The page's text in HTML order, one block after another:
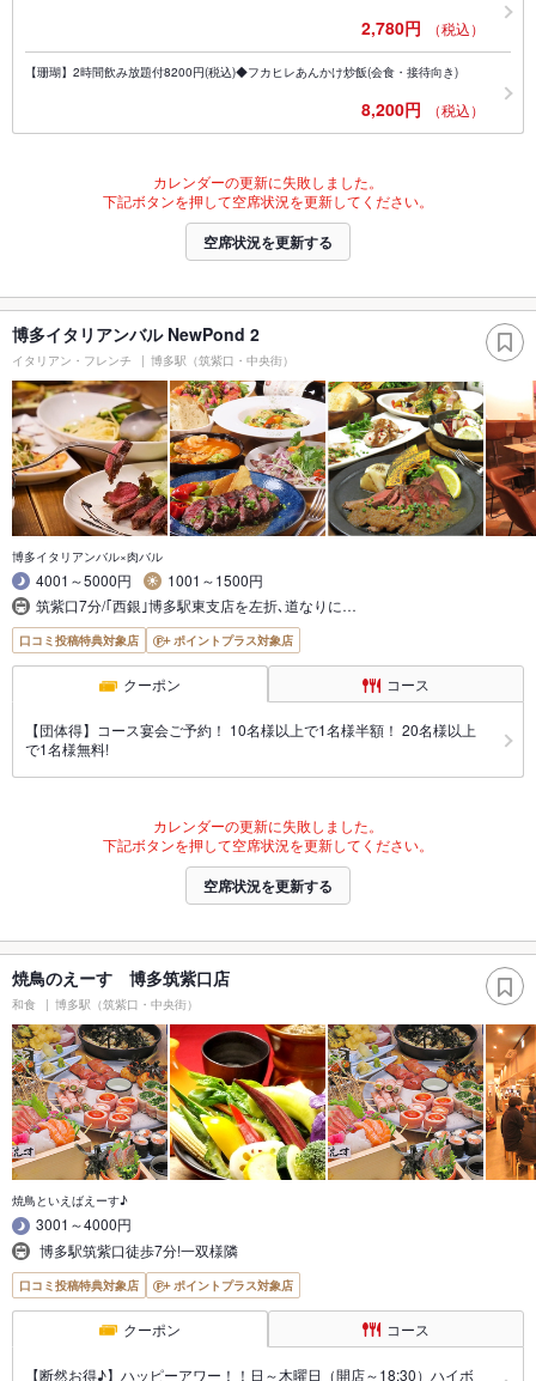
2,780円 （税込）
【珊瑚】2時間飲み放題付8200円(税込)◆フカヒレあんかけ炒飯(会食・接待向き)
8,200円 （税込）
カレンダーの更新に失敗しました。
下記ボタンを押して空席状況を更新してください。
空席状況を更新する
博多イタリアンバル NewPond 2
イタリアン・フレンチ 博多駅（筑紫口・中央街）
博多イタリアンバル×肉バル
4001～5000円
1001～1500円
筑紫口7分/｢西銀｣博多駅東支店を左折､道なりに…
口コミ投稿特典対象店 ポイントプラス対象店
クーポン コース
【団体得】コース宴会ご予約！ 10名様以上で1名様半額！ 20名様以上
で1名様無料!
カレンダーの更新に失敗しました。
下記ボタンを押して空席状況を更新してください。
空席状況を更新する
焼鳥のえーす 博多筑紫口店
和食 博多駅（筑紫口・中央街）
焼鳥といえばえーす♪
3001～4000円
博多駅筑紫口徒歩7分!一双様隣
口コミ投稿特典対象店 ポイントプラス対象店
クーポン コース
【断然お得♪】ハッピーアワー！！日～木曜日（開店～18:30）ハイボ